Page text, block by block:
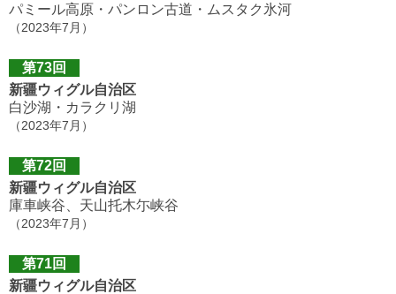
パミール高原・パンロン古道・ムスタク氷河
（2023年7月）
第73回
新疆ウィグル自治区
白沙湖・カラクリ湖
（2023年7月）
第72回
新疆ウィグル自治区
庫車峡谷、天山托木尓峡谷
（2023年7月）
第71回
新疆ウィグル自治区